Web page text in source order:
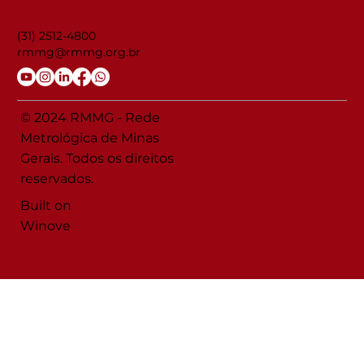
(31) 2512-4800
rmmg@rmmg.org.br
© 2024 RMMG - Rede
Metrológica de Minas
Gerais. Todos os direitos
reservados.
Built on
Winove